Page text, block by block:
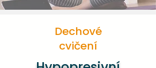
Dechové
cvičení